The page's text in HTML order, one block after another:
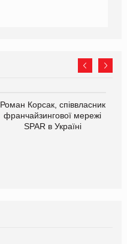
Роман Корсак, співвласник
франчайзингової мережі
SPAR в Україні